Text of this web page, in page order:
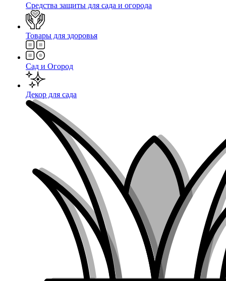
Средства защиты для сада и огорода
Товары для здоровья
Сад и Огород
Декор для сада